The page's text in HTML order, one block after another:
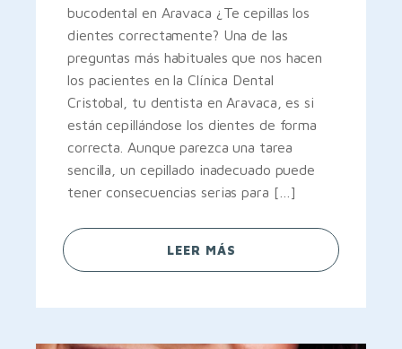
bucodental en Aravaca ¿Te cepillas los
dientes correctamente? Una de las
preguntas más habituales que nos hacen
los pacientes en la Clínica Dental
Cristobal, tu dentista en Aravaca, es si
están cepillándose los dientes de forma
correcta. Aunque parezca una tarea
sencilla, un cepillado inadecuado puede
tener consecuencias serias para […]
LEER MÁS